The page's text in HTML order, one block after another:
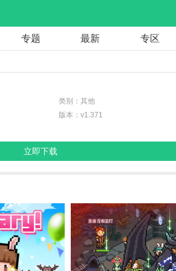
专题 最新 专区
类别：其他
版本：v1.371
立即下载